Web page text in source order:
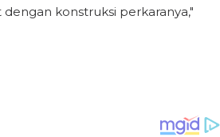
konstruksi perkaranya,"